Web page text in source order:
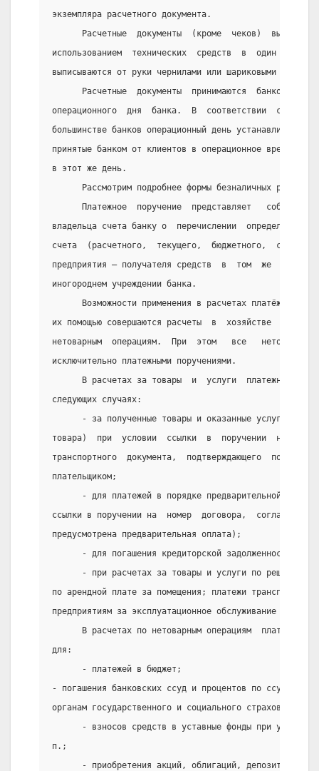
экземпляра расчетного документа.
Расчетные  документы  (кроме  чеков)
использованием  технических  средств  в  один
выписываются от руки чернилами или шариковыми
Расчетные  документы  принимаются  банком  к
операционного  дня  банка.  В  соответствии  со
большинстве банков операционный день
принятые банком от клиентов в операционное время,
в этот же день.
Рассмотрим подробнее формы безналичных
Платежное  поручение  представляет   собой
владельца счета банку о  перечислении
счета  (расчетного,  текущего,  бюджетного,
предприятия — получателя средств  в  том  же  или
иногороднем учреждении банка.
Возможности применения в расчетах платёжных
их помощью совершаются расчеты  в  хозяйстве  как
нетоварным  операциям.  При  этом   все   нетоварные
исключительно платежными поручениями.
В расчетах за товары  и  услуги  платежные
следующих случаях:
- за полученные товары и оказанные услуги (т.
товара)  при  условии  ссылки  в  поручении  на
транспортного  документа,  подтверждающего
плательщиком;
- для платежей в порядке предварительной
ссылки в поручении на  номер  договора,
предусмотрена предварительная оплата);
- для погашения кредиторской задолженности по
- при расчетах за товары и услуги по решениям
по арендной плате за помещения; платежи
предприятиям за эксплуатационное обслуживание и др.
В расчетах по нетоварным операциям  платежные
для:
      - платежей в бюджет;
- погашения банковских ссуд и процентов по ссудам;
органам государственного и социального страхования;
- взносов средств в уставные фонды при
п.;
- приобретения акций, облигаций, депозитных